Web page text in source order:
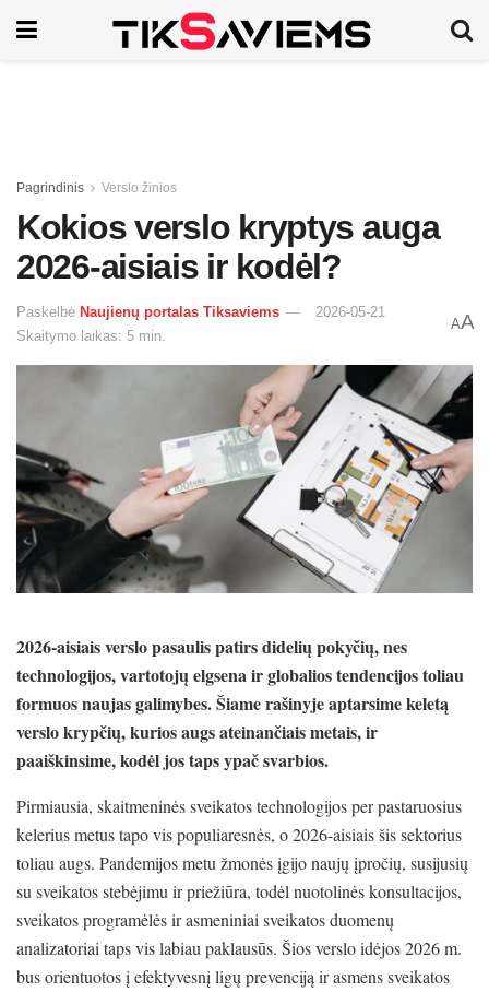
Pagrindinis Verslo žinios
Kokios verslo kryptys auga
2026-aisiais ir kodėl?
Paskelbė Naujienų portalas Tiksaviems
2026-05-21
Skaitymo laikas: 5 min.
AA
2026-aisiais verslo pasaulis patirs didelių pokyčių, nes
technologijos, vartotojų elgsena ir globalios tendencijos toliau
formuos naujas galimybes. Šiame rašinyje aptarsime keletą
verslo krypčių, kurios augs ateinančiais metais, ir
paaiškinsime, kodėl jos taps ypač svarbios.
Pirmiausia, skaitmeninės sveikatos technologijos per pastaruosius
kelerius metus tapo vis populiaresnės, o 2026-aisiais šis sektorius
toliau augs. Pandemijos metu žmonės įgijo naujų įpročių, susijusių
su sveikatos stebėjimu ir priežiūra, todėl nuotolinės konsultacijos,
sveikatos programėlės ir asmeniniai sveikatos duomenų
analizatoriai taps vis labiau paklausūs. Šios verslo idėjos 2026 m.
bus orientuotos į efektyvesnį ligų prevenciją ir asmens sveikatos